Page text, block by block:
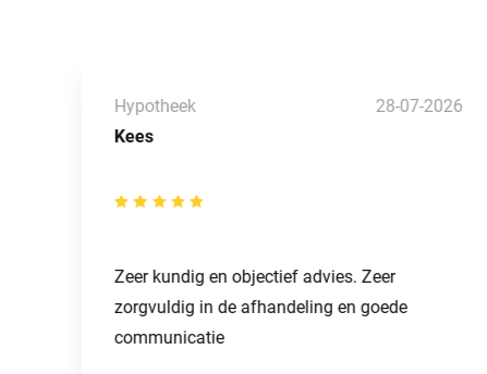
Kees
Hypotheek 28-07-2026
Zeer kundig en objectief advies. Zeer
zorgvuldig in de afhandeling en goede
communicatie